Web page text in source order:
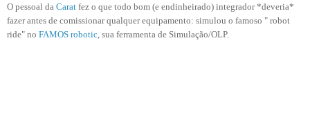
O pessoal da Carat fez o que todo bom (e endinheirado) integrador *deveria*
fazer antes de comissionar qualquer equipamento: simulou o famoso " robot
ride" no FAMOS robotic , sua ferramenta de Simulação/OLP.